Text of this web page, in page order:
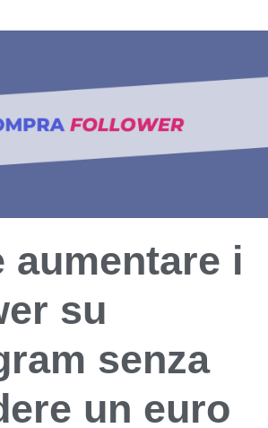
aumentare i
su
senza
un euro